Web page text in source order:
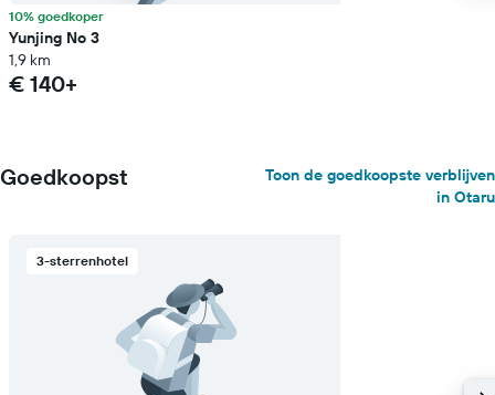
10% goedkoper
Yunjing No 3
1,9 km
€ 140+
Goedkoopst
Toon de goedkoopste verblijven
in Otaru
3-sterrenhotel